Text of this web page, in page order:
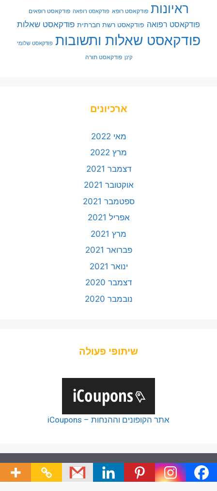
ראיונות פודקאסט רופא פודקאסט רופאה פודקאסט רופאים
פודקאסט רפואה פודקאסט רשת חברתית פודקאסט שאלות
פודקאסט שאלות ותשובות פודקאסט שלומי
קינן פודקאסט תורה
ארכיונים
מאי 2022
מרץ 2022
דצמבר 2021
אוקטובר 2021
ספטמבר 2021
אפריל 2021
מרץ 2021
פברואר 2021
ינואר 2021
דצמבר 2020
נובמבר 2020
שיתופי פעולה
אתר הקופונים וההנחות – iCoupons
© 2026 כל הזכויות של כלל הפודקאסטים שמורות ליוצריהם,
כל זכויות שאר תכני האתר שמורות לצוות האתר.